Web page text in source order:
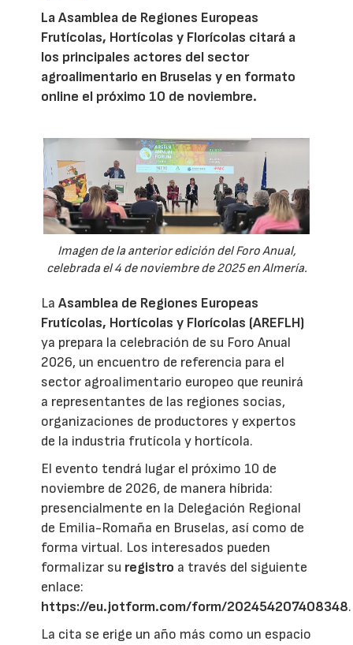
La Asamblea de Regiones Europeas
Frutícolas, Hortícolas y Florícolas citará a
los principales actores del sector
agroalimentario en Bruselas y en formato
online el próximo 10 de noviembre.
Imagen de la anterior edición del Foro Anual,
celebrada el 4 de noviembre de 2025 en Almería.
LaAsamblea de Regiones Europeas
Frutícolas, Hortícolas y Florícolas (AREFLH)
ya prepara la celebración de su Foro Anual
2026, un encuentro de referencia para el
sector agroalimentario europeo que reunirá
a representantes de las regiones socias,
organizaciones de productores y expertos
de la industria frutícola y hortícola.
El evento tendrá lugar el próximo 10 de
noviembre de 2026, de manera híbrida:
presencialmente en la Delegación Regional
de Emilia-Romaña en Bruselas, así como de
forma virtual. Los interesados pueden
formalizar su registro a través del siguiente
enlace:
https://eu.jotform.com/form/202454207408348.
La cita se erige un año más como un espacio